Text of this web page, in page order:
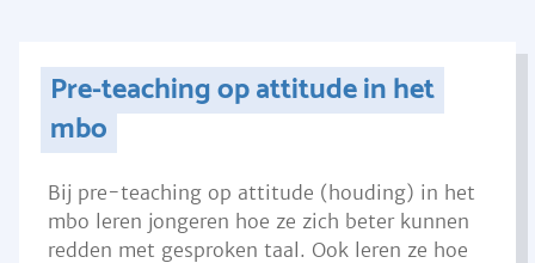
Pre-teaching op attitude in het
mbo
Bij pre-teaching op attitude (houding) in het
mbo leren jongeren hoe ze zich beter kunnen
redden met gesproken taal. Ook leren ze hoe